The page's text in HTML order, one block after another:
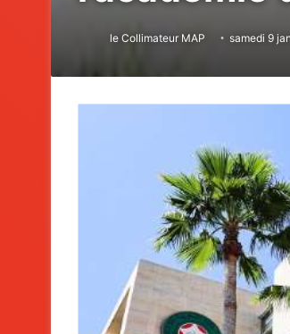
le Collimateur MAP samedi 9